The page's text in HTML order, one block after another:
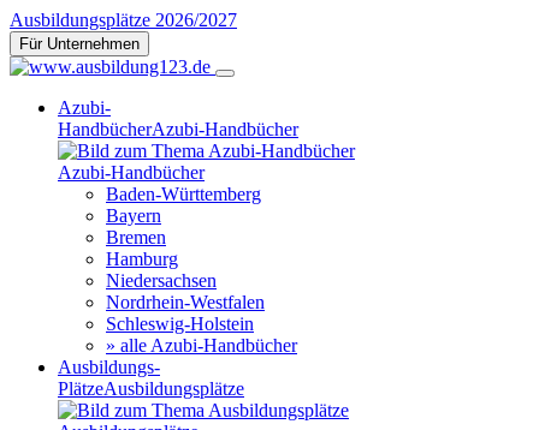
Ausbildungsplätze 2026/2027
Für Unternehmen
Azubi-
HandbücherAzubi-Handbücher
Azubi-Handbücher
Baden-Württemberg
Bayern
Bremen
Hamburg
Niedersachsen
Nordrhein-Westfalen
Schleswig-Holstein
» alle Azubi-Handbücher
Ausbildungs-
PlätzeAusbildungsplätze